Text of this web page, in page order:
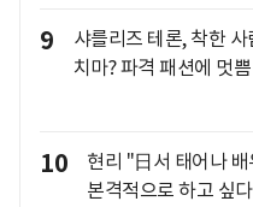
9
샤를리즈 테론, 착한
치마? 파격 패션에 멋
10
현리 "日서 태어나
본격적으로 하고 싶